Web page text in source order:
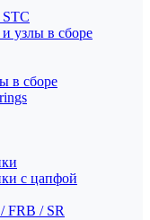
узлы в сборе
в сборе
с цапфой
FRB / SR